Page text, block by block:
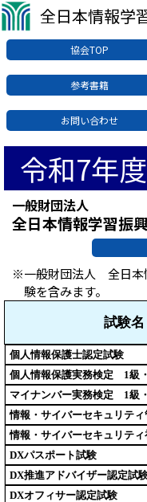
全日本情報学
協会TOP
参考書籍
お問い合わせ
令和7年
一般財団法人
全日本情報学習
※一般財団法人 全日本
験を含みます。
試験名
個人情報保護士認定試験
個人情報保護実務検定 1級
マイナンバー実務検定 1級
情報・サイバーセキュリテ
情報・サイバーセキュリテ
DXパスポート試験
DX推進アドバイザー認定試
DXオフィサー認定試験